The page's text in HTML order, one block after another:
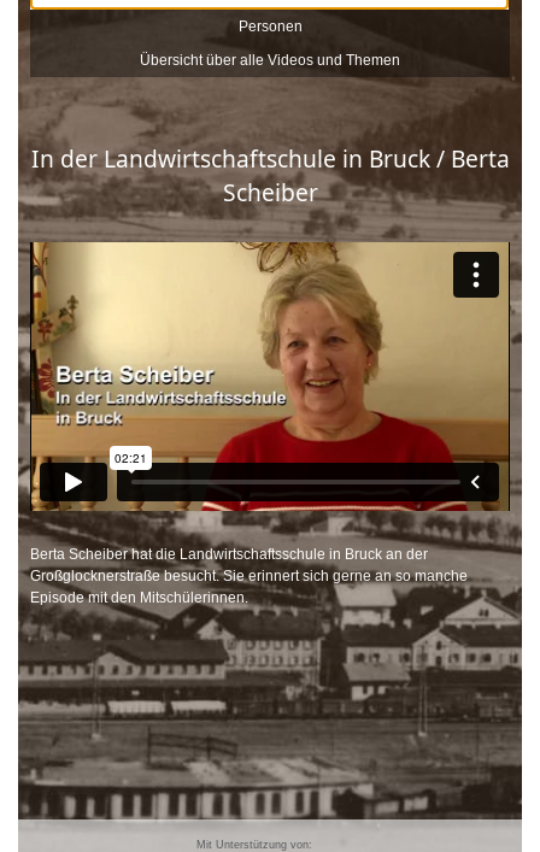
Personen
Übersicht über alle Videos und Themen
In der Landwirtschaftschule in Bruck / Berta
Scheiber
Berta Scheiber hat die Landwirtschaftsschule in Bruck an der
Großglocknerstraße besucht. Sie erinnert sich gerne an so manche
Episode mit den Mitschülerinnen.
Mit Unterstützung von: